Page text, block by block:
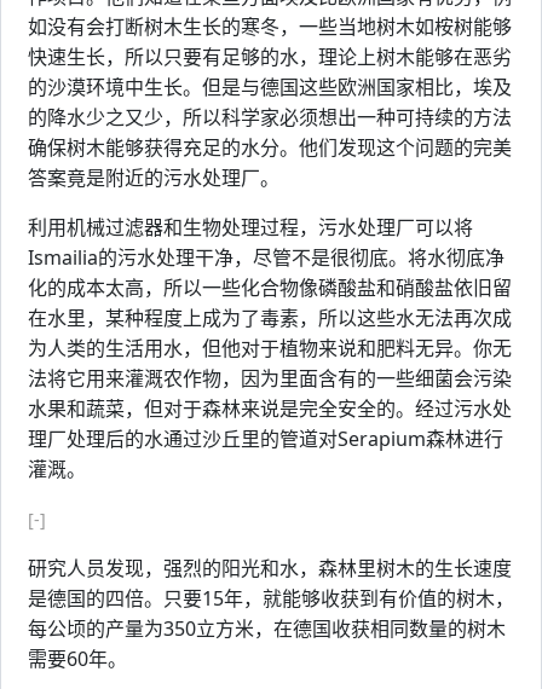
如没有会打断树木生长的寒冬，一些当地树木如桉树能够
快速生长，所以只要有足够的水，理论上树木能够在恶劣
的沙漠环境中生长。但是与德国这些欧洲国家相比，埃及
的降水少之又少，所以科学家必须想出一种可持续的方法
确保树木能够获得充足的水分。他们发现这个问题的完美
答案竟是附近的污水处理厂。
利用机械过滤器和生物处理过程，污水处理厂可以将
Ismailia的污水处理干净，尽管不是很彻底。将水彻底净
化的成本太高，所以一些化合物像磷酸盐和硝酸盐依旧留
在水里，某种程度上成为了毒素，所以这些水无法再次成
为人类的生活用水，但他对于植物来说和肥料无异。你无
法将它用来灌溉农作物，因为里面含有的一些细菌会污染
水果和蔬菜，但对于森林来说是完全安全的。经过污水处
理厂处理后的水通过沙丘里的管道对Serapium森林进行
灌溉。
[-]
研究人员发现，强烈的阳光和水，森林里树木的生长速度
是德国的四倍。只要15年，就能够收获到有价值的树木，
每公顷的产量为350立方米，在德国收获相同数量的树木
需要60年。